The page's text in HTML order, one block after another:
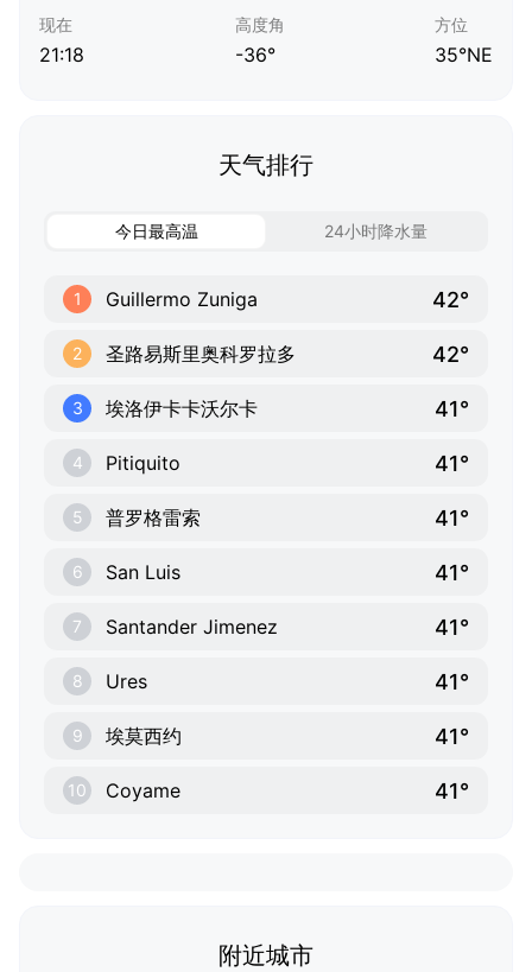
现在
21:18
高度角
-36°
方位
35°NE
天气排行
今日最高温 24小时降水量
1 Guillermo Zuniga 42°
2 圣路易斯里奥科罗拉多 42°
3 埃洛伊卡卡沃尔卡 41°
4 Pitiquito 41°
5 普罗格雷索 41°
6 San Luis 41°
7 Santander Jimenez 41°
8 Ures 41°
9 埃莫西约 41°
10 Coyame 41°
附近城市